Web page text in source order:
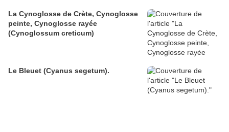
La Cynoglosse de Crète, Cynoglosse
peinte, Cynoglosse rayée
(Cynoglossum creticum)
Le Bleuet (Cyanus segetum).